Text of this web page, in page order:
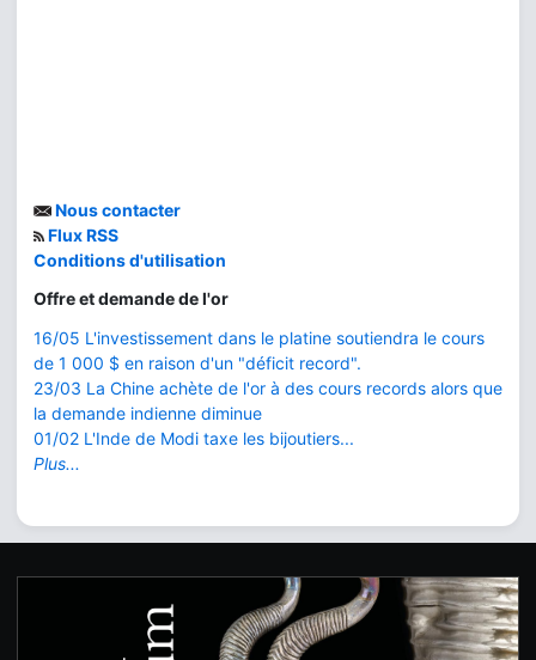
Nous contacter
Flux RSS
Conditions d'utilisation
Offre et demande de l'or
16/05 L'investissement dans le platine soutiendra le cours
de 1 000 $ en raison d'un "déficit record".
23/03 La Chine achète de l'or à des cours records alors que
la demande indienne diminue
01/02 L'Inde de Modi taxe les bijoutiers...
Plus...